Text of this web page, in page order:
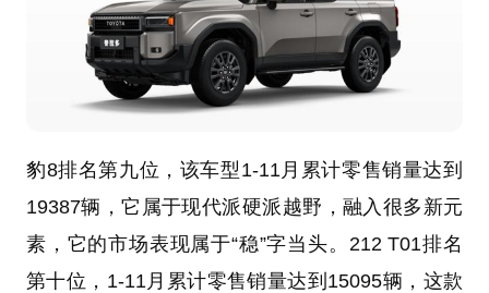
豹8排名第九位，该车型1-11月累计零售销量达到
19387辆，它属于现代派硬派越野，融入很多新元
素，它的市场表现属于“稳”字当头。212 T01排名
第十位，1-11月累计零售销量达到15095辆，这款